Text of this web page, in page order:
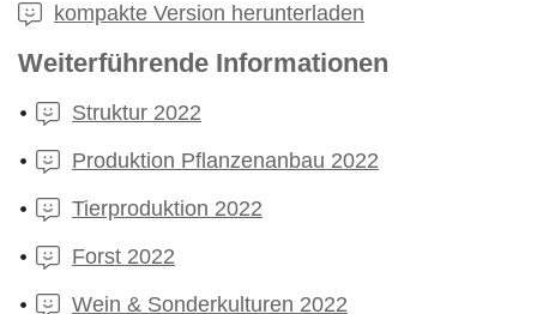
kompakte Version herunterladen
Weiterführende Informationen
Struktur 2022
Produktion Pflanzenanbau 2022
Tierproduktion 2022
Forst 2022
Wein & Sonderkulturen 2022